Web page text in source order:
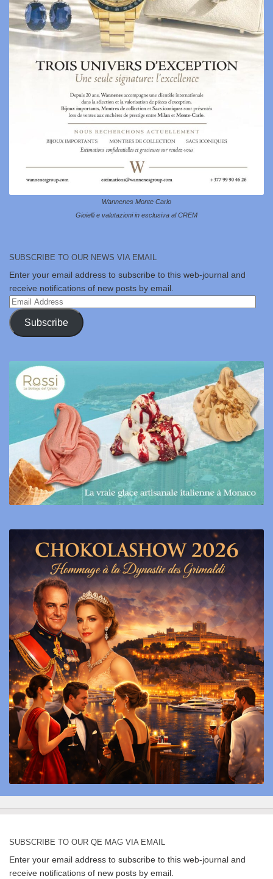
Wannenes Monte Carlo
Gioielli e valutazioni in esclusiva al CREM
SUBSCRIBE TO OUR NEWS VIA EMAIL
Enter your email address to subscribe to this web-journal and
receive notifications of new posts by email.
Email
Address
Subscribe
SUBSCRIBE TO OUR QE MAG VIA EMAIL
Enter your email address to subscribe to this web-journal and
receive notifications of new posts by email.